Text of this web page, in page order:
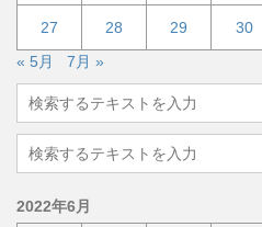
27 28 29
30
« 5月
7月 »
2022年6月